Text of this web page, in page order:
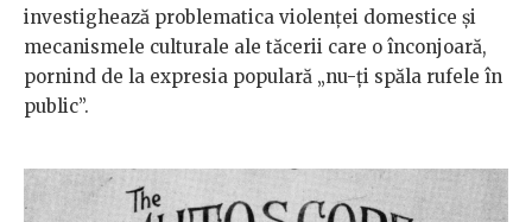
investighează problematica violenței domestice și
mecanismele culturale ale tăcerii care o înconjoară,
pornind de la expresia populară „nu-ți spăla rufele în
public”.